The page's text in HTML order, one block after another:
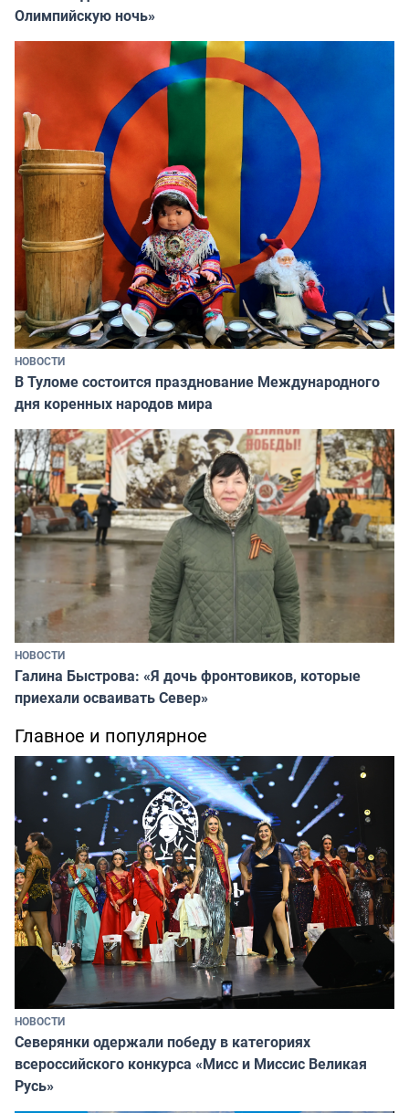
Олимпийскую ночь»
НОВОСТИ
В Туломе состоится празднование Международного
дня коренных народов мира
НОВОСТИ
Галина Быстрова: «Я дочь фронтовиков, которые
приехали осваивать Север»
Главное и популярное
НОВОСТИ
Северянки одержали победу в категориях
всероссийского конкурса «Мисс и Миссис Великая
Русь»